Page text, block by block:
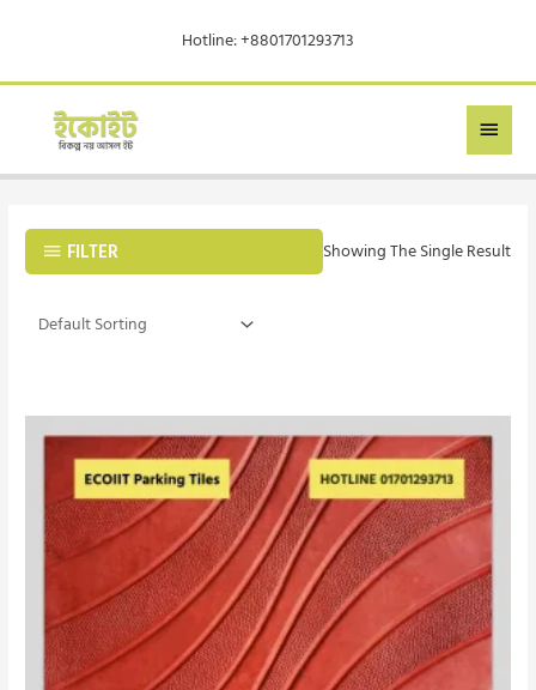
Hotline: +8801701293713
MAIN
FILTER Showing The Single Result